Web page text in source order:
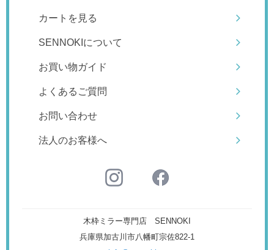
カートを見る
SENNOKIについて
お買い物ガイド
よくあるご質問
お問い合わせ
法人のお客様へ
木枠ミラー専門店 SENNOKI
兵庫県加古川市八幡町宗佐822-1